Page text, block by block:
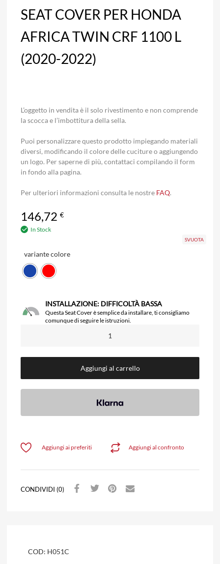
SEAT COVER PER HONDA
AFRICA TWIN CRF 1100 L
(2020-2022)
L’oggetto in vendita è il solo rivestimento e non comprende
la scocca e l’imbottitura della sella.
Puoi personalizzare questo prodotto impiegando materiali
diversi, modificando il colore delle cuciture o aggiungendo
un logo. Per saperne di più, contattaci compilando il form
in fondo alla pagina.
Per ulteriori informazioni consulta le nostre FAQ.
146,72 €
In Stock
variante colore
SVUOTA
INSTALLAZIONE: DIFFICOLTÀ BASSA
Questa Seat Cover è semplice da installare, ti consigliamo
comunque di seguire le istruzioni.
Aggiungi al carrello
Aggiungi al confronto
Aggiungi ai preferiti
CONDIVIDI (0)
COD: H051C